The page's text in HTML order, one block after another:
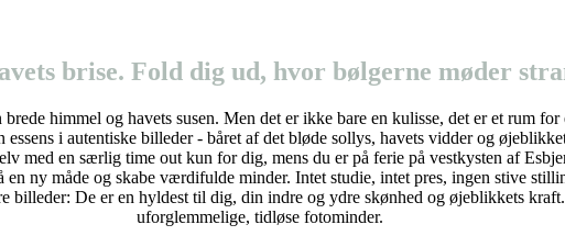
brise. Fold dig ud, hvor bølgerne møder
himmel og havets susen. Men det er ikke bare en kulisse, det er et rum
i autentiske billeder - båret af det bløde sollys, havets vidder og
en særlig time out kun for dig, mens du er på ferie på vestkysten af
en ny måde og skabe værdifulde minder. Intet studie, intet pres, ingen stive
billeder: De er en hyldest til dig, din indre og ydre skønhed og øjeblikkets
uforglemmelige, tidløse fotominder.